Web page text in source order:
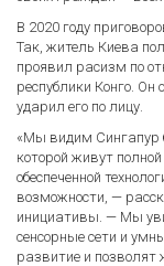
В 2020 году
Так, житель Киева
проявил расизм по
республики Конго.
ударил его по лицу.
«Мы видим Сингапур
которой живут
обеспеченной
возможности, —
инициативы. — Мы
сенсорные сети и
развитие и позволят